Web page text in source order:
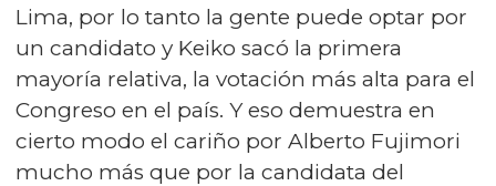
Lima, por lo tanto la gente puede optar por
un candidato y Keiko sacó la primera
mayoría relativa, la votación más alta para el
Congreso en el país. Y eso demuestra en
cierto modo el cariño por Alberto Fujimori
mucho más que por la candidata del